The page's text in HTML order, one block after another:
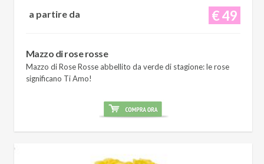
€ 49
a partire da
Mazzo di rose rosse
Mazzo di Rose Rosse abbellito da verde di stagione: le rose
significano Ti Amo!